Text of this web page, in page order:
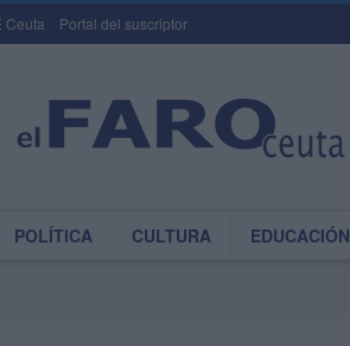
Ceuta Portal del suscriptor
POLÍTICA CULTURA EDUCACIÓN